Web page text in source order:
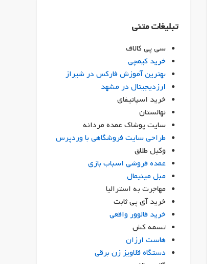
تبلیغات متنی
سی پی کالاف
خرید کیمچی
بهترین آموزش فارکس در شیراز
ارزدیجیتال در مشهد
خرید اسپاتیفای
نهالستان
سایت پوشاک عمده مردانه
طراحی سایت فروشگاهی با وردپرس
وکیل طلاق
عمده فروشی اسباب بازی
مبل مینیمال
مهاجرت به استرالیا
خرید آی پی ثابت
خرید فالوور واقعی
تسمه کش
هاست ارزان
دستگاه قلاویز زن برقی